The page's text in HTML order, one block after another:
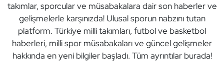
takımlar, sporcular ve müsabakalara dair son haberler ve
gelişmelerle karşınızda! Ulusal sporun nabzını tutan
platform. Türkiye milli takımları, futbol ve basketbol
haberleri, milli spor müsabakaları ve güncel gelişmeler
hakkında en yeni bilgiler başladı. Tüm ayrıntılar burada!